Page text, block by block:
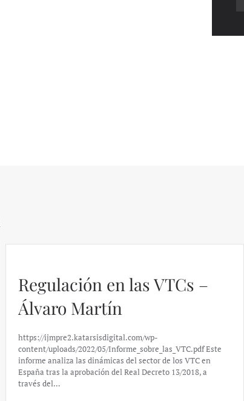
Regulación en las VTCs –
Álvaro Martín
https://ijmpre2.katarsisdigital.com/wp-
content/uploads/2022/05/Informe_sobre_las_VTC.pdf Este
informe analiza las dinámicas del sector de los VTC en
España tras la aprobación del Real Decreto 13/2018, a
través del…